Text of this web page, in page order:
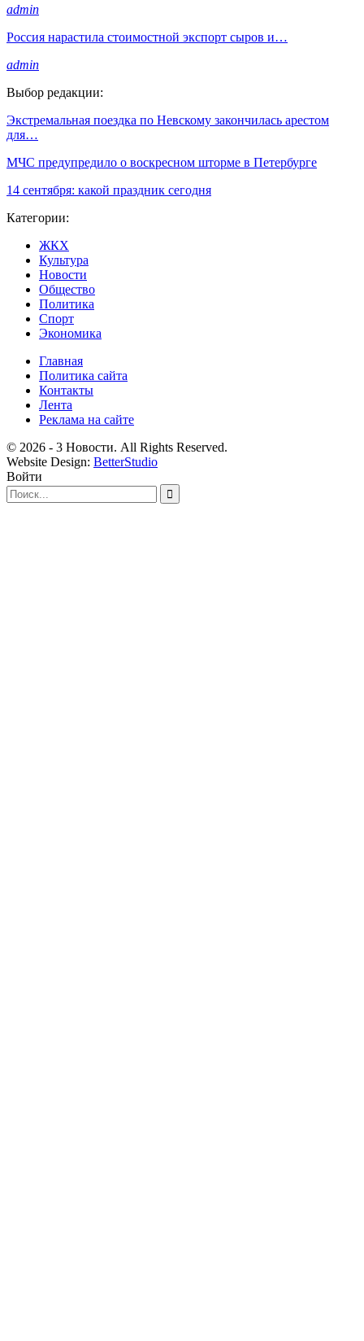
admin
Россия нарастила стоимостной экспорт сыров и…
admin
Выбор редакции:
Экстремальная поездка по Невскому закончилась арестом
для…
МЧС предупредило о воскресном шторме в Петербурге
14 сентября: какой праздник сегодня
Категории:
ЖКХ
Культура
Новости
Общество
Политика
Спорт
Экономика
Главная
Политика сайта
Контакты
Лента
Реклама на сайте
© 2026 - 3 Новости. All Rights Reserved.
Website Design: BetterStudio
Войти